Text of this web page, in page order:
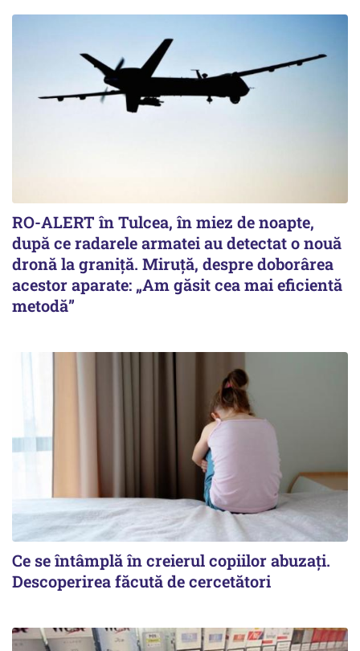
RO-ALERT în Tulcea, în miez de noapte,
după ce radarele armatei au detectat o nouă
dronă la graniță. Miruță, despre doborârea
acestor aparate: „Am găsit cea mai eficientă
metodă”
Ce se întâmplă în creierul copiilor abuzați.
Descoperirea făcută de cercetători